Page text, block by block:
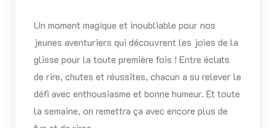
Un moment magique et inoubliable pour nos
jeunes aventuriers qui découvrent les joies de la
glisse pour la toute première fois ! Entre éclats
de rire, chutes et réussites, chacun a su relever le
défi avec enthousiasme et bonne humeur. Et toute
la semaine, on remettra ça avec encore plus de